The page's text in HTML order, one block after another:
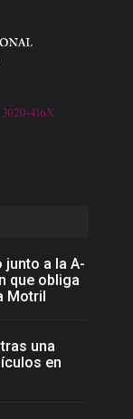
junto a la A-
que obliga
Motril
una
en